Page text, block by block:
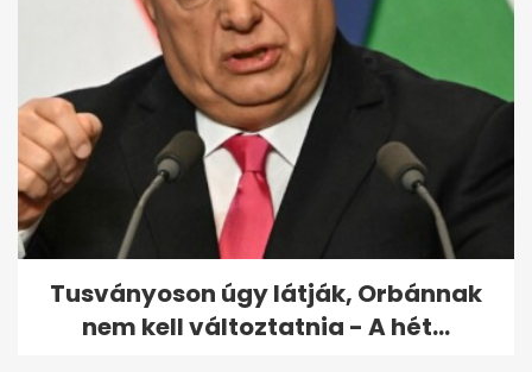
Új rekordot döntött az infláció
Tusványoson úgy látják, Orbánnak
nem kell változtatnia - A hét...